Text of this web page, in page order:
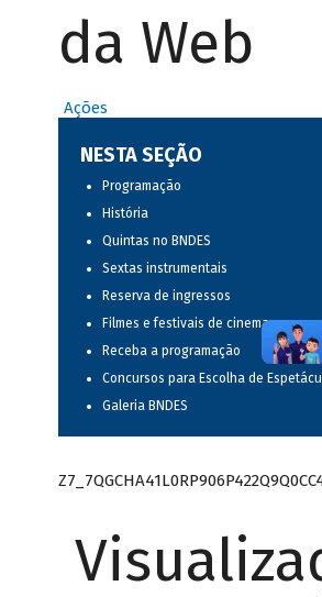
da Web
Ações
NESTA SEÇÃO
Programação
História
Quintas no BNDES
Sextas instrumentais
Reserva de ingressos
Filmes e festivais de cinema
Receba a programação
Concursos para Escolha de
Galeria BNDES